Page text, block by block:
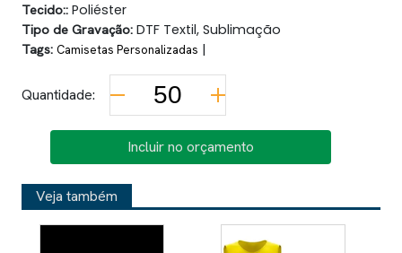
Tecido:: Poliéster
Tipo de Gravação: DTF Textil, Sublimação
Tags: Camisetas Personalizadas |
Quantidade:
Incluir no orçamento
Veja também